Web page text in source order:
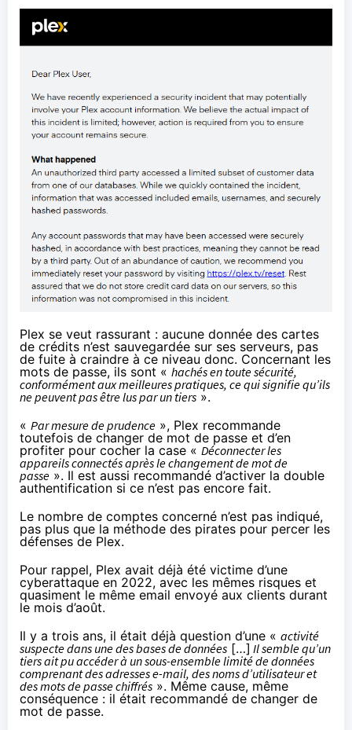
Plex se veut rassurant : aucune donnée des cartes
de crédits n’est sauvegardée sur ses serveurs, pas
de fuite à craindre à ce niveau donc. Concernant les
mots de passe, ils sont « hachés en toute sécurité,
conformément aux meilleures pratiques, ce qui signifie qu’ils
ne peuvent pas être lus par un tiers ».
« Par mesure de prudence », Plex recommande
toutefois de changer de mot de passe et d’en
profiter pour cocher la case « Déconnecter les
appareils connectés après le changement de mot de
passe ». Il est aussi recommandé d’activer la double
authentification si ce n’est pas encore fait.
Le nombre de comptes concerné n’est pas indiqué,
pas plus que la méthode des pirates pour percer les
défenses de Plex.
Pour rappel, Plex avait déjà été victime d’une
cyberattaque en 2022, avec les mêmes risques et
quasiment le même email envoyé aux clients durant
le mois d’août.
Il y a trois ans, il était déjà question d’une « activité
suspecte dans une des bases de données […] Il semble qu’un
tiers ait pu accéder à un sous-ensemble limité de données
comprenant des adresses e-mail, des noms d’utilisateur et
des mots de passe chiffrés ». Même cause, même
conséquence : il était recommandé de changer de
mot de passe.